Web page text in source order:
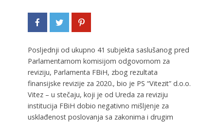
Posljednji od ukupno 41 subjekta saslušanog pred
Parlamentarnom komisijom odgovornom za
reviziju, Parlamenta FBiH, zbog rezultata
finansijske revizije za 2020., bio je PS “Vitezit” d.o.o.
Vitez – u stečaju, koji je od Ureda za reviziju
institucija FBiH dobio negativno mišljenje za
usklađenost poslovanja sa zakonima i drugim